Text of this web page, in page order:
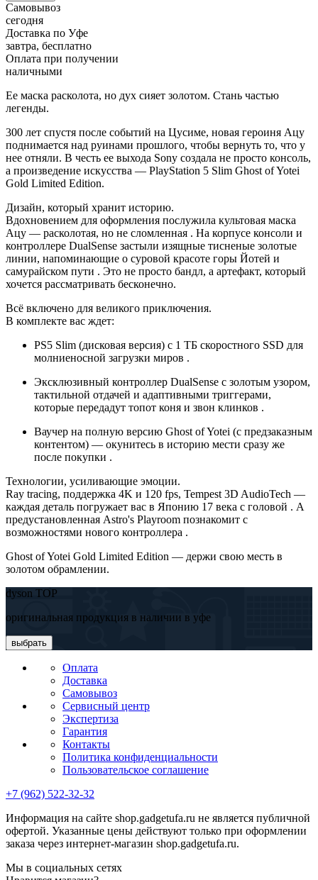
Самовывоз
сегодня
Доставка по Уфе
завтра, бесплатно
Оплата при получении
наличными
Ее маска расколота, но дух сияет золотом. Стань частью
легенды.
300 лет спустя после событий на Цусиме, новая героиня Ацу
поднимается над руинами прошлого, чтобы вернуть то, что у
нее отняли. В честь ее выхода Sony создала не просто консоль,
а произведение искусства — PlayStation 5 Slim Ghost of Yotei
Gold Limited Edition.
Дизайн, который хранит историю.
Вдохновением для оформления послужила культовая маска
Ацу — расколотая, но не сломленная . На корпусе консоли и
контроллере DualSense застыли изящные тисненые золотые
линии, напоминающие о суровой красоте горы Йотей и
самурайском пути . Это не просто бандл, а артефакт, который
хочется рассматривать бесконечно.
Всё включено для великого приключения.
В комплекте вас ждет:
PS5 Slim (дисковая версия) с 1 ТБ скоростного SSD для
молниеносной загрузки миров .
Эксклюзивный контроллер DualSense с золотым узором,
тактильной отдачей и адаптивными триггерами,
которые передадут топот коня и звон клинков .
Ваучер на полную версию Ghost of Yotei (с предзаказным
контентом) — окунитесь в историю мести сразу же
после покупки .
Технологии, усиливающие эмоции.
Ray tracing, поддержка 4K и 120 fps, Tempest 3D AudioTech —
каждая деталь погружает вас в Японию 17 века с головой . А
предустановленная Astro's Playroom познакомит с
возможностями нового контроллера .
Ghost of Yotei Gold Limited Edition — держи свою месть в
золотом обрамлении.
dyson TOP
оригинальная продукция в наличии в уфе
выбрать
Оплата
Доставка
Самовывоз
Сервисный центр
Экспертиза
Гарантия
Контакты
Политика конфиденциальности
Пользовательское соглашение
+7 (962) 522-32-32
Информация на сайте shop.gadgetufa.ru не является публичной
офертой. Указанные цены действуют только при оформлении
заказа через интернет-магазин shop.gadgetufa.ru.
Мы в социальных сетях